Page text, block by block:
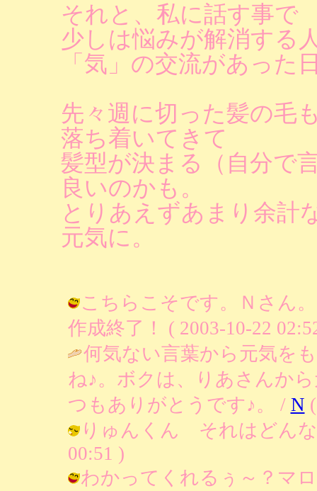
それと、私に話す事で
少しは悩みが解消する
「気」の交流があった
先々週に切った髪の毛
落ち着いてきて
髪型が決まる（自分で
良いのかも。
とりあえずあまり余計
元気に。
こちらこそです。Ｎさん
作成終了！ ( 2003-10-22
何気ない言葉から元気を
ね♪。ボクは、りあさんか
つもありがとうです♪。 / N
りゅんくん それはどんな
00:51 )
わかってくれるぅ～？マ